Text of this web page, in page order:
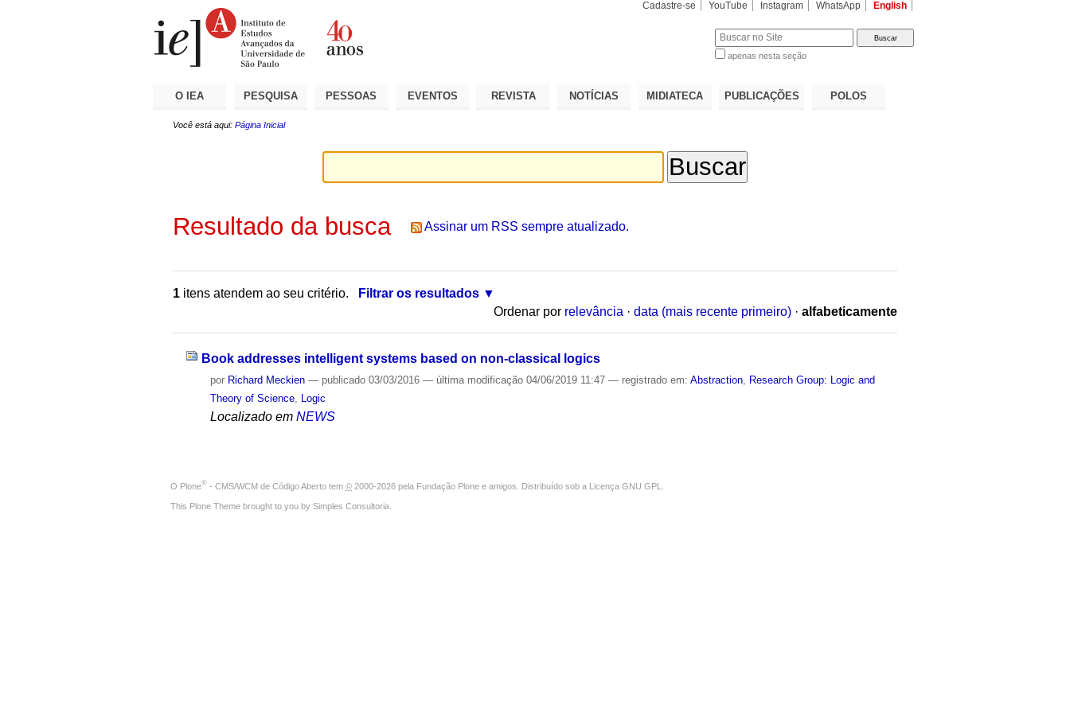
Cadastre-se YouTube Instagram WhatsApp English
apenas nesta seção
O IEA PESQUISA PESSOAS EVENTOS REVISTA NOTÍCIAS MIDIATECA PUBLICAÇÕES POLOS
Você está aqui: Página Inicial
Resultado da busca Assinar um RSS sempre atualizado.
1 itens atendem ao seu critério.
Filtrar os resultados
Ordenar por relevância · data (mais recente primeiro) · alfabeticamente
Book addresses intelligent systems based on non-classical logics
por Richard Meckien — publicado 03/03/2016— última modificação 04/06/2019 11:47— registrado em:Abstraction
Research Group: Logic and
Theory of Science
Logic
Localizado em NEWS
O Plone® - CMS/WCM de Código Aberto tem © 2000-2026 pela Fundação Plone e amigos. Distribuído sob a Licença GNU GPL
This Plone Theme brought to you by Simples Consultoria